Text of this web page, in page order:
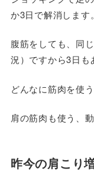
か3日で解消します。
腹筋をしても、同
況）ですから3日も
どんなに筋肉を使
肩の筋肉も使う、
昨今の肩こり